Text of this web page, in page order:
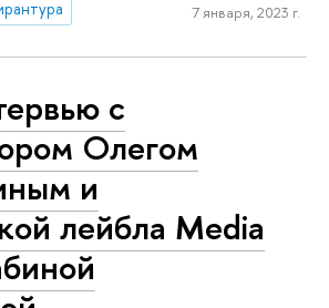
7 января, 2023 г.
с
Олегом
и
лейбла Media